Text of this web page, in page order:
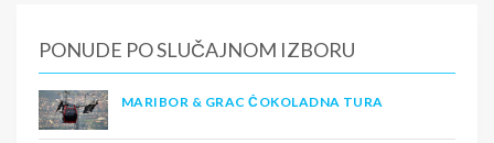
PONUDE PO SLUČAJNOM IZBORU
MARIBOR & GRAC ČOKOLADNA TURA